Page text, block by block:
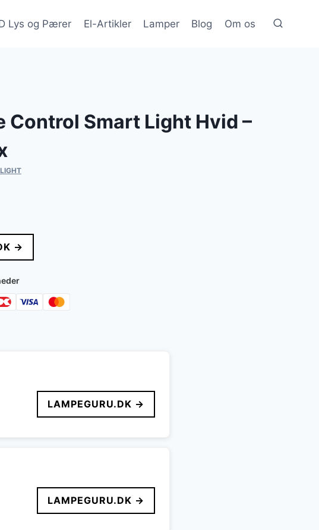
Lys og Pærer El-Artikler Lamper Blog Om os
Control Smart Light Hvid –
→
LAMPEGURU.DK →
LAMPEGURU.DK →